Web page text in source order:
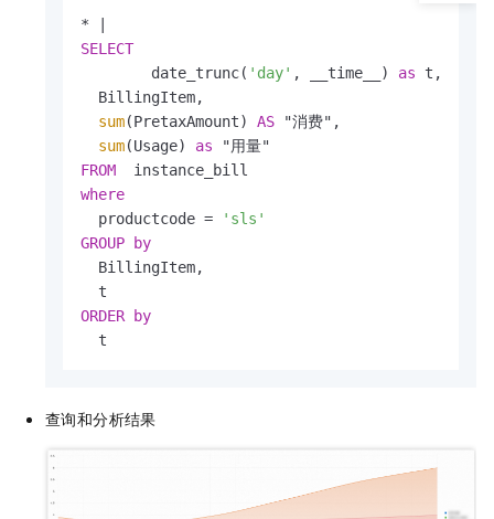
*
SELECT
	date_trunc(
'day' , __time__) as t,
  BillingItem,
sum(PretaxAmount) AS "消费",
sum(Usage) as
FROM
where
  productcode
=
'sls'
GROUP
by
  BillingItem,
ORDER
by
  t
查询和分析结果